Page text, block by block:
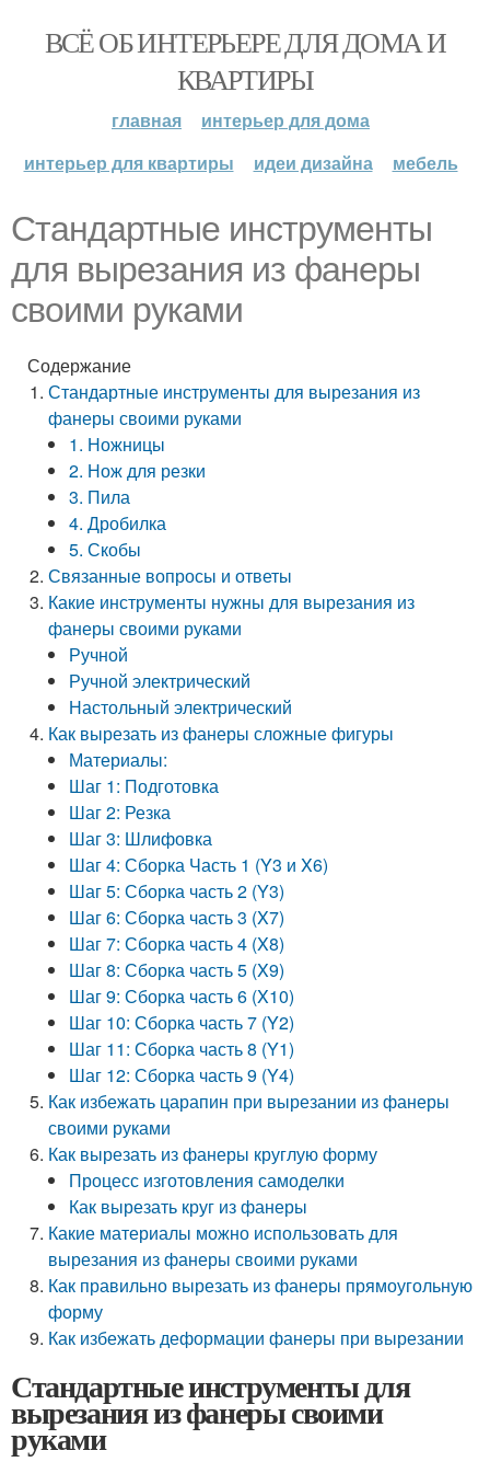
ВСЁ ОБ ИНТЕРЬЕРЕ ДЛЯ ДОМА И
КВАРТИРЫ
главная
интерьер для дома
интерьер для квартиры
идеи дизайна мебель
Стандартные инструменты
для вырезания из фанеры
своими руками
Содержание
Стандартные инструменты для вырезания из
фанеры своими руками
1. Ножницы
2. Нож для резки
3. Пила
4. Дробилка
5. Скобы
Связанные вопросы и ответы
Какие инструменты нужны для вырезания из
фанеры своими руками
Ручной
Ручной электрический
Настольный электрический
Как вырезать из фанеры сложные фигуры
Материалы:
Шаг 1: Подготовка
Шаг 2: Резка
Шаг 3: Шлифовка
Шаг 4: Сборка Часть 1 (Y3 и X6)
Шаг 5: Сборка часть 2 (Y3)
Шаг 6: Сборка часть 3 (X7)
Шаг 7: Сборка часть 4 (X8)
Шаг 8: Сборка часть 5 (X9)
Шаг 9: Сборка часть 6 (X10)
Шаг 10: Сборка часть 7 (Y2)
Шаг 11: Сборка часть 8 (Y1)
Шаг 12: Сборка часть 9 (Y4)
Как избежать царапин при вырезании из фанеры
своими руками
Как вырезать из фанеры круглую форму
Процесс изготовления самоделки
Как вырезать круг из фанеры
Какие материалы можно использовать для
вырезания из фанеры своими руками
Как правильно вырезать из фанеры прямоугольную
форму
Как избежать деформации фанеры при вырезании
Стандартные инструменты для
вырезания из фанеры своими
руками